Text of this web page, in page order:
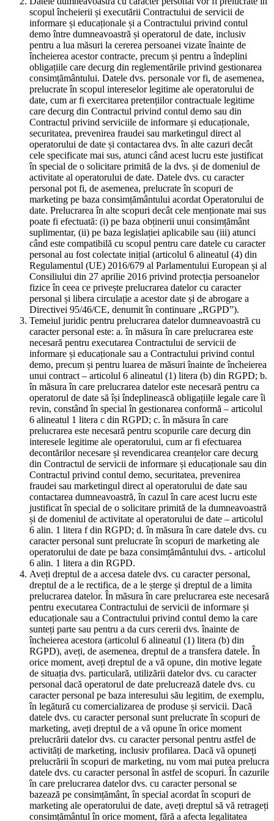
scopul încheierii și executării Contractului de servicii de
informare și educaționale și a Contractului privind contul
demo între dumneavoastră și operatorul de date, inclusiv
pentru a lua măsuri la cererea persoanei vizate înainte de
încheierea acestor contracte, precum și pentru a îndeplini
obligațiile care decurg din reglementările privind gestionarea
consimțământului. Datele dvs. personale vor fi, de asemenea,
prelucrate în scopul intereselor legitime ale operatorului de
date, cum ar fi exercitarea pretențiilor contractuale legitime
care decurg din Contractul privind contul demo sau din
Contractul privind serviciile de informare și educaționale,
securitatea, prevenirea fraudei sau marketingul direct al
operatorului de date și contactarea dvs. în alte cazuri decât
cele specificate mai sus, atunci când acest lucru este justificat
în special de o solicitare primită de la dvs. și de domeniul de
activitate al operatorului de date. Datele dvs. cu caracter
personal pot fi, de asemenea, prelucrate în scopuri de
marketing pe baza consimțământului acordat Operatorului de
date. Prelucrarea în alte scopuri decât cele menționate mai sus
poate fi efectuată: (i) pe baza obținerii unui consimțământ
suplimentar, (ii) pe baza legislației aplicabile sau (iii) atunci
când este compatibilă cu scopul pentru care datele cu caracter
personal au fost colectate inițial (articolul 6 alineatul (4) din
Regulamentul (UE) 2016/679 al Parlamentului European și al
Consiliului din 27 aprilie 2016 privind protecția persoanelor
fizice în ceea ce privește prelucrarea datelor cu caracter
personal și libera circulație a acestor date și de abrogare a
Directivei 95/46/CE, denumit în continuare „RGPD”).
Temeiul juridic pentru prelucrarea datelor dumneavoastră cu
caracter personal este: a. în măsura în care prelucrarea este
necesară pentru executarea Contractului de servicii de
informare și educaționale sau a Contractului privind contul
demo, precum și pentru luarea de măsuri înainte de încheierea
unui contract – articolul 6 alineatul (1) litera (b) din RGPD; b.
în măsura în care prelucrarea datelor este necesară pentru ca
operatorul de date să își îndeplinească obligațiile legale care îi
revin, constând în special în gestionarea conformă – articolul
6 alineatul 1 litera c din RGPD; c. în măsura în care
prelucrarea este necesară pentru scopurile care decurg din
interesele legitime ale operatorului, cum ar fi efectuarea
decontărilor necesare și revendicarea creanțelor care decurg
din Contractul de servicii de informare și educaționale sau din
Contractul privind contul demo, securitatea, prevenirea
fraudei sau marketingul direct al operatorului de date sau
contactarea dumneavoastră, în cazul în care acest lucru este
justificat în special de o solicitare primită de la dumneavoastră
și de domeniul de activitate al operatorului de date – articolul
6 alin. 1 litera f din RGPD; d. în măsura în care datele dvs. cu
caracter personal sunt prelucrate în scopuri de marketing ale
operatorului de date pe baza consimțământului dvs. - articolul
6 alin. 1 litera a din RGPD.
Aveți dreptul de a accesa datele dvs. cu caracter personal,
dreptul de a le rectifica, de a le șterge și dreptul de a limita
prelucrarea datelor. În măsura în care prelucrarea este necesară
pentru executarea Contractului de servicii de informare și
educaționale sau a Contractului privind contul demo la care
sunteți parte sau pentru a da curs cererii dvs. înainte de
încheierea acestora (articolul 6 alineatul (1) litera (b) din
RGPD), aveți, de asemenea, dreptul de a transfera datele. În
orice moment, aveți dreptul de a vă opune, din motive legate
de situația dvs. particulară, utilizării datelor dvs. cu caracter
personal dacă operatorul de date prelucrează datele dvs. cu
caracter personal pe baza interesului său legitim, de exemplu,
în legătură cu comercializarea de produse și servicii. Dacă
datele dvs. cu caracter personal sunt prelucrate în scopuri de
marketing, aveți dreptul de a vă opune în orice moment
prelucrării datelor dvs. cu caracter personal pentru astfel de
activități de marketing, inclusiv profilarea. Dacă vă opuneți
prelucrării în scopuri de marketing, nu vom mai putea prelucra
datele dvs. cu caracter personal în astfel de scopuri. În cazurile
în care prelucrarea datelor dvs. cu caracter personal se
bazează pe consimțământ, în special acordat în scopuri de
marketing ale operatorului de date, aveți dreptul să vă retrageți
consimțământul în orice moment, fără a afecta legalitatea